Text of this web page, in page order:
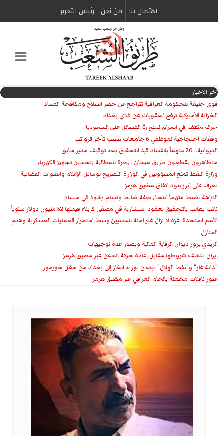
الاتصال بنا من نحن رئیس التحریر
اخر الاخبار
قوى حليفة للحكومة العراقية تتراجع عن حصر السلاح ومكافحة الفساد
الخزانة الأميركية ترفع العقوبات عن فلاي بغداد
حراك مكثف في العراق لمنع ردّ الفصائل على السعودية
وقفات احتجاجية لموظفي 6 جامعات بسبب تأخر الرواتب
الديوانية.. 20 متهماً بالفساد قيد التحقيق بعد توقيف مدير سابق
متظاهرون يقطعون طريق ميسان ـ بصرة للمطالبة بتحسين تجهيز الكهرباء
وزارة النفط تمنع المسؤولين في الوزراة التصريح لوسائل الإعلام والقنوات الفضائية
تعرف على ابرز بنود اتفاق مضيق هرمز
النزاهة تضبط متهماً انتحل صفة ضابط وتسلم رشوة في ميسان
نائب يطالب بالتحقيق بعقود استشارية في مصفى كربلاء قيمتها 52 مليون دولار سنوياً
الأمم المتحدة: غزة لا تزال غير آمنة للمدنيين وسط استمرار العمليات العسكرية وهدم
المنازل
الزيدي يزور ديوان الرقابة المالية ويصدر عدة توجيهات
إيران تكشف شروطها مقابل إعادة حركة السفن عبر مضيق هرمز
"دانة غاز" و"نفط الهلال" تبدءان توريد الغاز إلى بغداد من حقل خورمور
عبور ناقلات محملة بالخام العراقي عبر مضيق هرمز